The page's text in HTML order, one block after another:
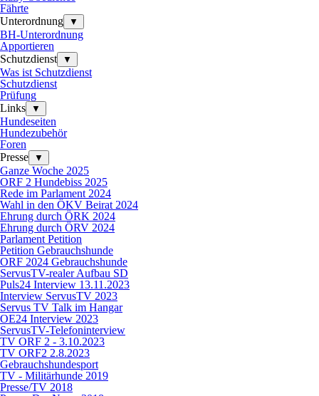
Fährte
Unterordnung
▼
BH-Unterordnung
Apportieren
Schutzdienst
▼
Was ist Schutzdienst
Schutzdienst
Prüfung
Links
▼
Hundeseiten
Hundezubehör
Foren
Presse
▼
Ganze Woche 2025
ORF 2 Hundebiss 2025
Rede im Parlament 2024
Wahl in den ÖKV Beirat 2024
Ehrung durch ÖRK 2024
Ehrung durch ÖRV 2024
Parlament Petition
Petition Gebrauchshunde
ORF 2024 Gebrauchshunde
ServusTV-realer Aufbau SD
Puls24 Interview 13.11.2023
Interview ServusTV 2023
Servus TV Talk im Hangar
OE24 Interview 2023
ServusTV-Telefoninterview
TV ORF 2 - 3.10.2023
TV ORF2 2.8.2023
Gebrauchshundesport
TV - Militärhunde 2019
Presse/TV 2018